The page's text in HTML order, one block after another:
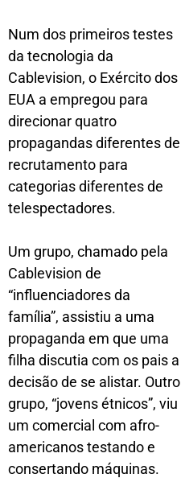
Num dos primeiros testes
da tecnologia da
Cablevision, o Exército dos
EUA a empregou para
direcionar quatro
propagandas diferentes de
recrutamento para
categorias diferentes de
telespectadores.
Um grupo, chamado pela
Cablevision de
“influenciadores da
família”, assistiu a uma
propaganda em que uma
filha discutia com os pais a
decisão de se alistar. Outro
grupo, “jovens étnicos”, viu
um comercial com afro-
americanos testando e
consertando máquinas.